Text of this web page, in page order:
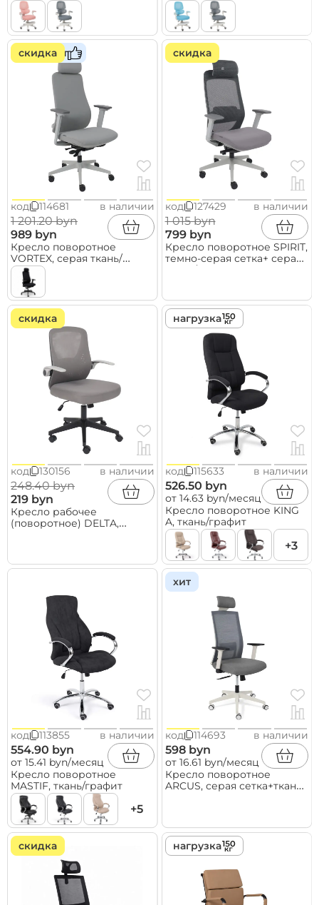
скидкахит
код 114681 в наличии
1 201.20 byn
989 byn
Кресло поворотное
VORTEX, серая ткань/
белый полиамид,
коллекция AKSPRIME
скидка
код 127429 в наличии
1 015 byn
799 byn
Кресло поворотное SPIRIT,
темно-серая сетка+ серая
ткань/серый полиамид
скидка
код 130156 в наличии
248.40 byn
219 byn
Кресло рабочее
(поворотное) DELTA,
нагрузка
код 115633 в наличии
526.50 byn
от 14.63 byn/месяц
Кресло поворотное KING
A, ткань/графит
+3
код 113855 в наличии
554.90 byn
от 15.41 byn/месяц
Кресло поворотное
MASTIF, ткань/графит
+5
хит
код 114693 в наличии
598 byn
от 16.61 byn/месяц
Кресло поворотное
ARCUS, серая сетка+ткань/
скидка нагрузка